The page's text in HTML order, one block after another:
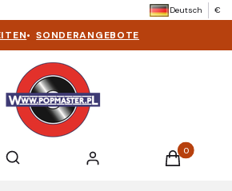
Deutsch €
• SONDERANGEBOTE
Suchmaschine öffnen
Suchen Einloggen Produkte im
Warenkorb